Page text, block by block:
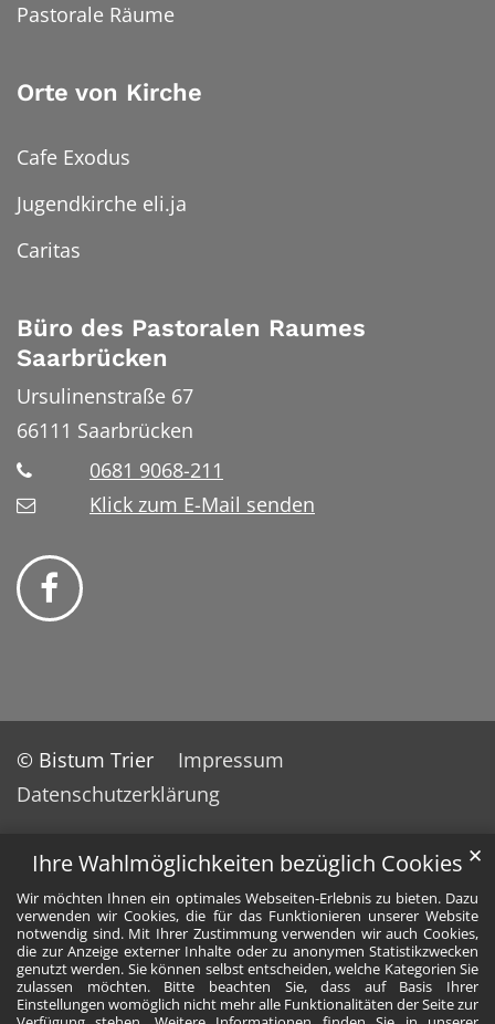
Ihre Wahlmöglichkeiten bezüglich Cookies
Wir möchten Ihnen ein optimales Webseiten-Erlebnis zu bieten. Dazu
verwenden wir Cookies, die für das Funktionieren unserer Website
notwendig sind. Mit Ihrer Zustimmung verwenden wir auch Cookies,
die zur Anzeige externer Inhalte oder zu anonymen Statistikzwecken
genutzt werden. Sie können selbst entscheiden, welche Kategorien Sie
zulassen möchten. Bitte beachten Sie, dass auf Basis Ihrer
Einstellungen womöglich nicht mehr alle Funktionalitäten der Seite zur
✕
Pastorale Räume
Orte von Kirche
Cafe Exodus
Jugendkirche eli.ja
Caritas
Büro des Pastoralen Raumes
Saarbrücken
Ursulinenstraße 67
66111 Saarbrücken
0681 9068-211
Klick zum E-Mail senden
© Bistum Trier
Impressum
Datenschutzerklärung